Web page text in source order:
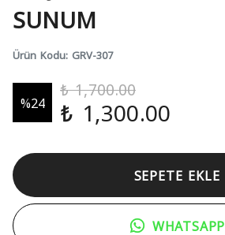
SUNUM
Ürün Kodu: GRV-307
%24
₺ 1,700.00
₺ 1,300.00
SEPETE EKLE
WHATSAPP